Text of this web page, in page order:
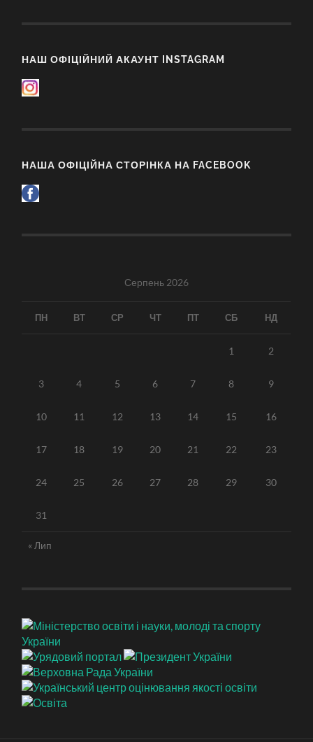
НАШ ОФІЦІЙНИЙ АКАУНТ INSTAGRAM
НАША ОФІЦІЙНА СТОРІНКА НА FACEBOOK
Серпень 2026
ПН ВТ СР ЧТ ПТ СБ НД
1 2
3 4 5 6 7 8 9
10 11 12 13 14 15 16
17 18 19 20 21 22 23
24 25 26 27 28 29 30
31
« Лип